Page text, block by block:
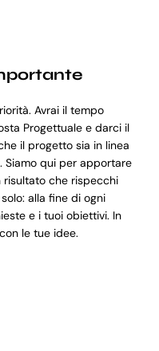
Avrai il tempo
Progettuale e darci il
il progetto sia in linea
Siamo qui per apportare
che rispecchi
alla fine di ogni
e i tuoi obiettivi. In
le tue idee.